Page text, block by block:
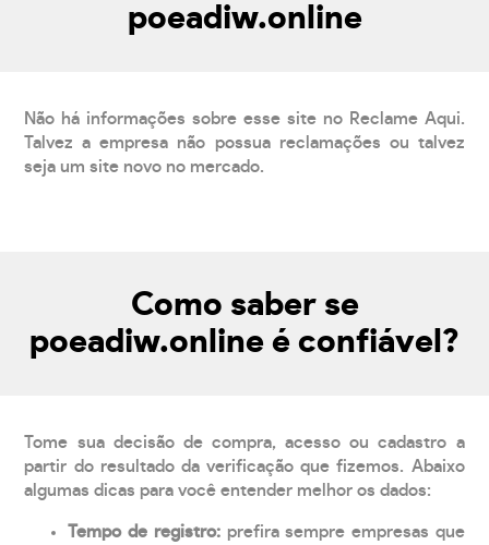
poeadiw.online
Não há informações sobre esse site no Reclame Aqui.
Talvez a empresa não possua reclamações ou talvez
seja um site novo no mercado.
Como saber se
poeadiw.online é confiável?
Tome sua decisão de compra, acesso ou cadastro a
partir do resultado da verificação que fizemos. Abaixo
algumas dicas para você entender melhor os dados:
Tempo de registro: prefira sempre empresas que